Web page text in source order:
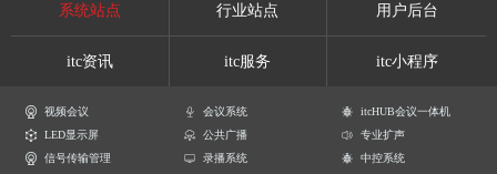
系统站点 行业站点 用户后台
itc资讯 itc服务 itc小程序
视频会议 会议系统
itcHUB会议一体机
LED显示屏
公共广播
专业扩声
信号传输管理
录播系统
中控系统